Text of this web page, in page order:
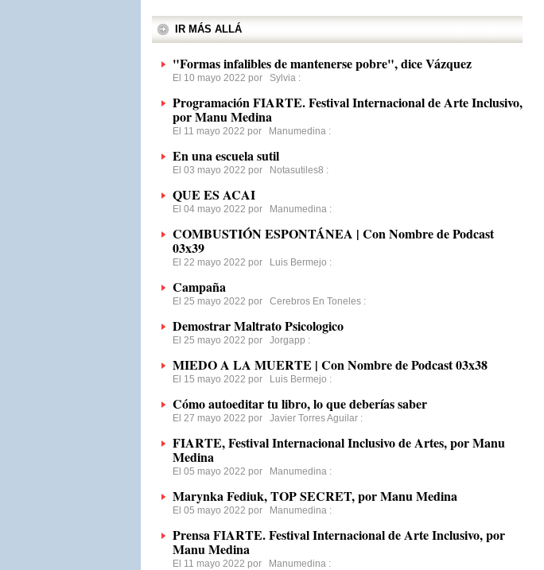
IR MÁS ALLÁ
"Formas infalibles de mantenerse pobre", dice Vázquez
El 10 mayo 2022 por Sylvia :
Programación FIARTE. Festival Internacional de Arte Inclusivo,
por Manu Medina
El 11 mayo 2022 por Manumedina :
En una escuela sutil
El 03 mayo 2022 por Notasutiles8 :
QUE ES ACAI
El 04 mayo 2022 por Manumedina :
COMBUSTIÓN ESPONTÁNEA | Con Nombre de Podcast
03x39
El 22 mayo 2022 por Luis Bermejo :
Campaña
El 25 mayo 2022 por Cerebros En Toneles :
Demostrar Maltrato Psicologico
El 25 mayo 2022 por Jorgapp :
MIEDO A LA MUERTE | Con Nombre de Podcast 03x38
El 15 mayo 2022 por Luis Bermejo :
Cómo autoeditar tu libro, lo que deberías saber
El 27 mayo 2022 por Javier Torres Aguilar :
FIARTE, Festival Internacional Inclusivo de Artes, por Manu
Medina
El 05 mayo 2022 por Manumedina :
Marynka Fediuk, TOP SECRET, por Manu Medina
El 05 mayo 2022 por Manumedina :
Prensa FIARTE. Festival Internacional de Arte Inclusivo, por
Manu Medina
El 11 mayo 2022 por Manumedina :